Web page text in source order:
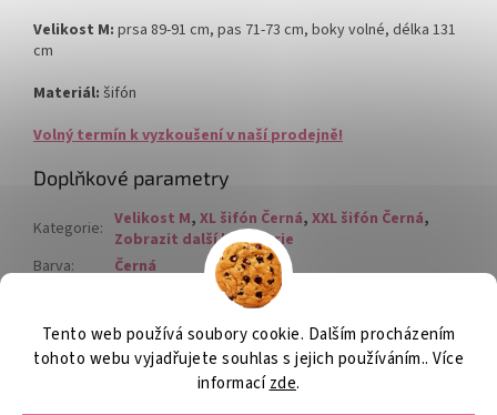
Tento web používá soubory cookie. Dalším procházením
tohoto webu vyjadřujete souhlas s jejich používáním.. Více
informacízde.
Velikost M: prsa 89-91 cm, pas 71-73 cm, boky volné, délka 131
cm
Materiál: šifón
Volný termín k vyzkoušení v naší prodejně!
Doplňkové parametry
Kategorie: Velikost M, XL šifón Černá, XXL šifón Černá,
Zobrazit další kategorie
Barva:
Černá